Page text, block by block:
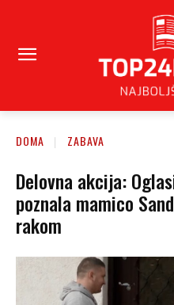
DOMA ZABAVA
Delovna akcija:
poznala mamico
rakom